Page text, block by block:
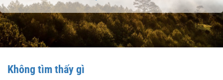
Không tìm thấy gì